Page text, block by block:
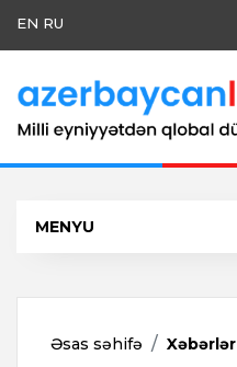
EN RU
MENYU
Əsas səhifə Xəbərlər